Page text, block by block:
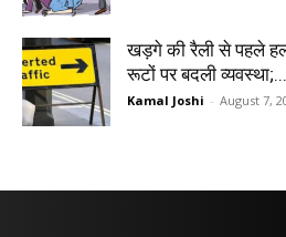
खड़गे की रैली से पहले
रूटों पर बदली व्यवस्था;...
Kamal Joshi - August 7,